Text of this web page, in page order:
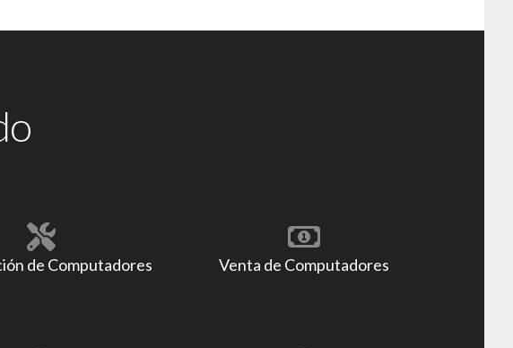
de Computadores Venta de Computadores